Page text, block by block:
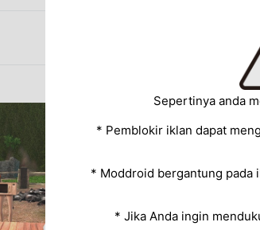
Sepertinya anda
* Pemblokir iklan dapat
* Moddroid bergantung pada
* Jika Anda ingin